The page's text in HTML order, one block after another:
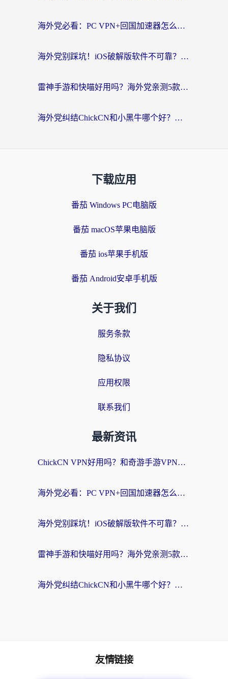
海外党必看：PC VPN+回国加速器怎么选？无缝访问国内资源全攻略
海外党别踩坑！iOS破解版软件不可靠？教你选对回国加速器无缝看国内资源
雷神手游和快喵好用吗？海外党亲测5款回国加速器，附斧牛Bling对比+微信视频号解决办法
海外党纠结ChickCN和小黑牛哪个好？一篇帮你选对回国加速器的实用指南
下载应用
番茄 Windows PC电脑版
番茄 macOS苹果电脑版
番茄 ios苹果手机版
番茄 Android安卓手机版
关于我们
服务条款
隐私协议
应用权限
联系我们
最新资讯
ChickCN VPN好用吗？和奇游手游VPN对比哪个回国效果更好？海外党亲测实用指南
海外党必看：PC VPN+回国加速器怎么选？无缝访问国内资源全攻略
海外党别踩坑！iOS破解版软件不可靠？教你选对回国加速器无缝看国内资源
雷神手游和快喵好用吗？海外党亲测5款回国加速器，附斧牛Bling对比+微信视频号解决办法
海外党纠结ChickCN和小黑牛哪个好？一篇帮你选对回国加速器的实用指南
友情链接